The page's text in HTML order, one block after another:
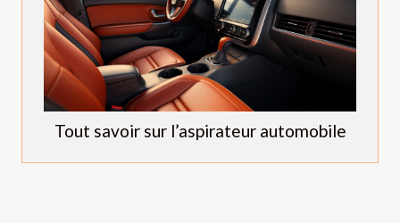
Tout savoir sur l’aspirateur automobile